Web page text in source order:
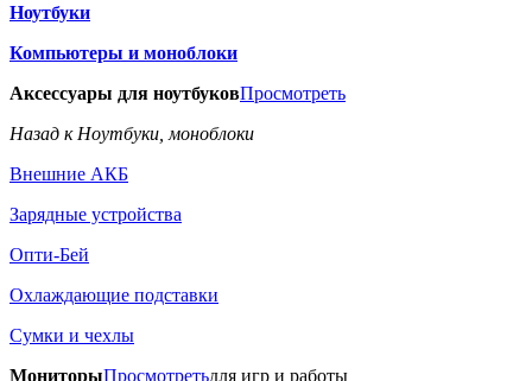
Ноутбуки
Компьютеры и моноблоки
Аксессуары для ноутбуковПросмотреть
Назад к Ноутбуки, моноблоки
Внешние АКБ
Зарядные устройства
Опти-Бей
Охлаждающие подставки
Сумки и чехлы
МониторыПросмотретьдля игр и работы